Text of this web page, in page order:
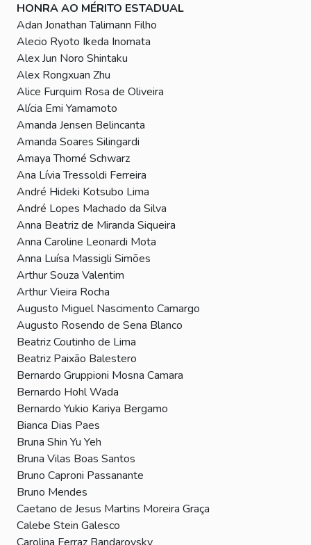
HONRA AO MÉRITO ESTADUAL
Adan Jonathan Talimann Filho
Alecio Ryoto Ikeda Inomata
Alex Jun Noro Shintaku
Alex Rongxuan Zhu
Alice Furquim Rosa de Oliveira
Alícia Emi Yamamoto
Amanda Jensen Belincanta
Amanda Soares Silingardi
Amaya Thomé Schwarz
Ana Lívia Tressoldi Ferreira
André Hideki Kotsubo Lima
André Lopes Machado da Silva
Anna Beatriz de Miranda Siqueira
Anna Caroline Leonardi Mota
Anna Luísa Massigli Simões
Arthur Souza Valentim
Arthur Vieira Rocha
Augusto Miguel Nascimento Camargo
Augusto Rosendo de Sena Blanco
Beatriz Coutinho de Lima
Beatriz Paixão Balestero
Bernardo Gruppioni Mosna Camara
Bernardo Hohl Wada
Bernardo Yukio Kariya Bergamo
Bianca Dias Paes
Bruna Shin Yu Yeh
Bruna Vilas Boas Santos
Bruno Caproni Passanante
Bruno Mendes
Caetano de Jesus Martins Moreira Graça
Calebe Stein Galesco